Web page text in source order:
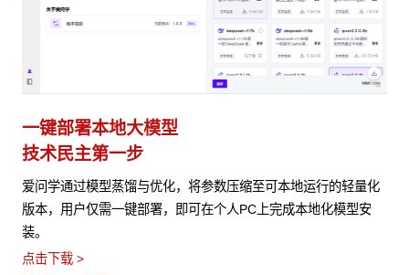
一键部署本地大模型
技术民主第一步
爱问学通过模型蒸馏与优化，将参数压缩至可本地运行的轻量化
版本，用户仅需一键部署，即可在个人PC上完成本地化模型安
装。
点击下载 >